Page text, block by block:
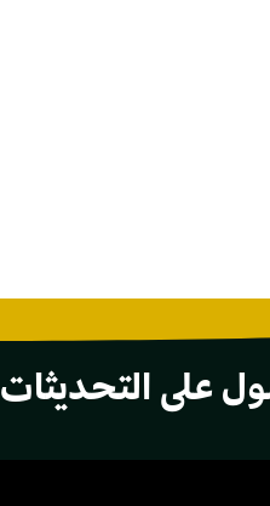
على التحديثات